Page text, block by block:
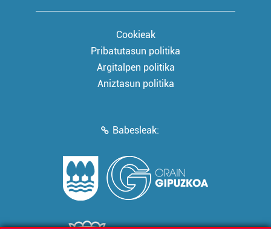
Cookieak
Pribatutasun politika
Argitalpen politika
Aniztasun politika
Babesleak: